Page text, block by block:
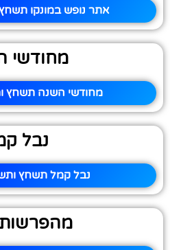
אתר נופש במונקו
מחודשי
מחודשי השנה תשחץ
נבל
נבל קמל תשחץ